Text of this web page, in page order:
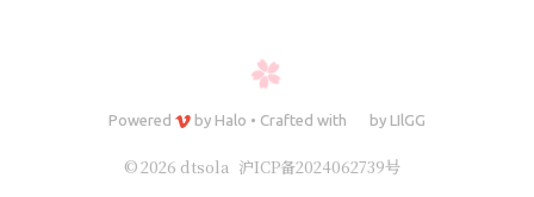
Powered by Halo • Crafted with by LIlGG
© 2026 dtsola 沪ICP备2024062739号